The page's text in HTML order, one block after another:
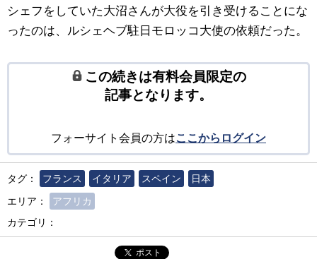
シェフをしていた大沼さんが大役を引き受けることにな
ったのは、ルシェヘブ駐日モロッコ大使の依頼だった。
この続きは有料会員限定の
記事となります。
フォーサイト会員の方はここからログイン
タグ： フランス イタリア スペイン
日本
エリア：
アフリカ
カテゴリ：
ポスト